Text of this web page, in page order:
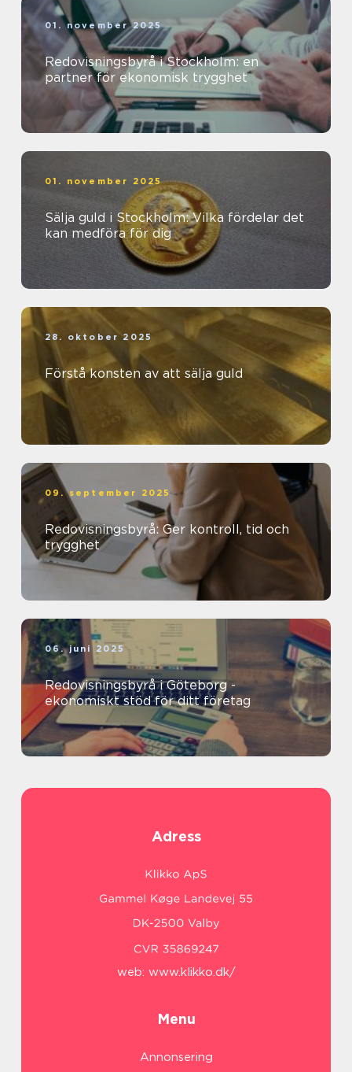
01. november 2025
Redovisningsbyrå i Stockholm: en
partner för ekonomisk trygghet
01. november 2025
Sälja guld i Stockholm: Vilka fördelar det
kan medföra för dig
28. oktober 2025
Förstå konsten av att sälja guld
09. september 2025
Redovisningsbyrå: Ger kontroll, tid och
trygghet
06. juni 2025
Redovisningsbyrå i Göteborg -
ekonomiskt stöd för ditt företag
Adress
web: www.klikko.dk/
Menu
Annonsering